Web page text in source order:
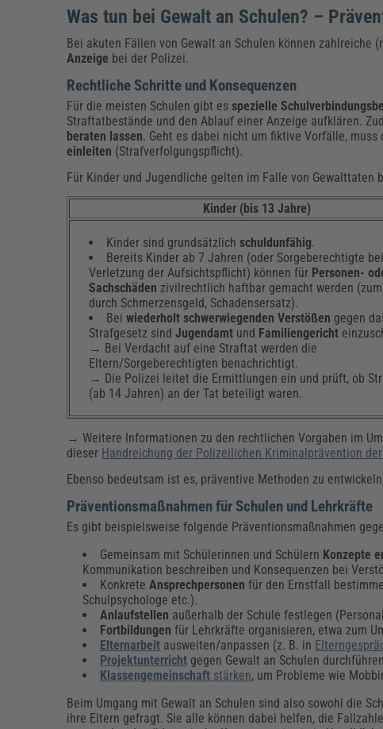
Was tun bei Gewalt an Schulen? –
Bei akuten Fällen von Gewalt an Schulen können
Anzeige bei der Polizei.
Rechtliche Schritte und Konsequenzen
Für die meisten Schulen gibt esspezielle
Straftatbestände und den Ablauf einer Anzeige aufklären.
beraten lassen. Geht es dabei nicht um fiktive Vorfälle,
einleiten (Strafverfolgungspflicht).
Für Kinder und Jugendliche gelten im Falle von Gewalttaten
Kinder (bis 13 Jahre)
Kinder sind grundsätzlichschuldunfähig.
Bereits Kinder ab 7 Jahren (oder Sorgeberechtigte bei
Verletzung der Aufsichtspflicht) können für Personen-
Sachschäden zivilrechtlich haftbar gemacht werden (zum
durch Schmerzensgeld, Schadensersatz).
Beiwiederholt schwerwiegenden Verstößen gegen
Strafgesetz sindJugendamt und Familiengericht
→ Bei Verdacht auf eine Straftat werden die
Eltern/Sorgeberechtigten benachrichtigt.
→ Die Polizei leitet die Ermittlungen ein und prüft, ob
(ab 14 Jahren) an der Tat beteiligt waren.
→ Weitere Informationen zu den rechtlichen Vorgaben im
dieser Handreichung der Polizeilichen Kriminalprävention
Ebenso bedeutsam ist es, präventive Methoden zu
Präventionsmaßnahmen für Schulen und Lehrkräfte
Es gibt beispielsweise folgende Präventionsmaßnahmen
Gemeinsam mit Schülerinnen und Schülern Konzepte
Kommunikation beschreiben und Konsequenzen bei
KonkreteAnsprechpersonen für den Ernstfall
Schulpsychologe etc.).
Anlaufstellen außerhalb der Schule festlegen
Fortbildungen für Lehrkräfte organisieren, etwa zum
Elternarbeit ausweiten/anpassen (z. B. in
Projektunterricht gegen Gewalt an Schulen
Klassengemeinschaft stärken, um Probleme wie
Beim Umgang mit Gewalt an Schulen sind also sowohl die
ihre Eltern gefragt. Sie alle können dabei helfen, die